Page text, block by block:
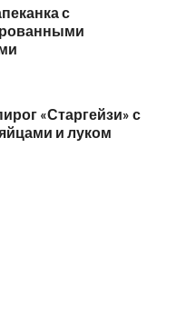
с
«Старгейзи» с
и луком